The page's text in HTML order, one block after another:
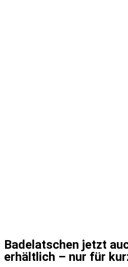
Badelatschen jetzt
erhältlich – nur für